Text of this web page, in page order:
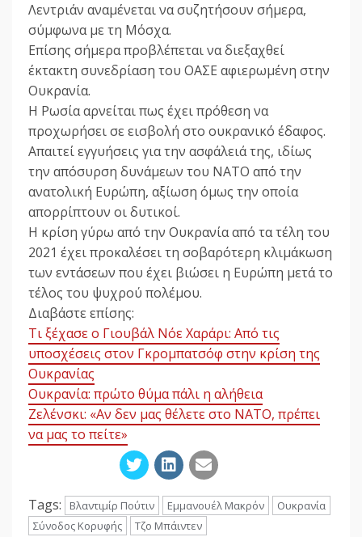
Λεντριάν αναμένεται να συζητήσουν σήμερα,
σύμφωνα με τη Μόσχα.
Επίσης σήμερα προβλέπεται να διεξαχθεί
έκτακτη συνεδρίαση του ΟΑΣΕ αφιερωμένη στην
Ουκρανία.
Η Ρωσία αρνείται πως έχει πρόθεση να
προχωρήσει σε εισβολή στο ουκρανικό έδαφος.
Απαιτεί εγγυήσεις για την ασφάλειά της, ιδίως
την απόσυρση δυνάμεων του NATO από την
ανατολική Ευρώπη, αξίωση όμως την οποία
απορρίπτουν οι δυτικοί.
Η κρίση γύρω από την Ουκρανία από τα τέλη του
2021 έχει προκαλέσει τη σοβαρότερη κλιμάκωση
των εντάσεων που έχει βιώσει η Ευρώπη μετά το
τέλος του ψυχρού πολέμου.
Διαβάστε επίσης:
Τι ξέχασε ο Γιουβάλ Νόε Χαράρι: Από τις
υποσχέσεις στον Γκρομπατσόφ στην κρίση της
Ουκρανίας
Ουκρανία: πρώτο θύμα πάλι η αλήθεια
Ζελένσκι: «Αν δεν μας θέλετε στο ΝΑΤΟ, πρέπει
να μας το πείτε»
Tags: Βλαντιμίρ Πούτιν Εμμανουέλ Μακρόν
Ουκρανία
Σύνοδος Κορυφής
Τζο Μπάιντεν